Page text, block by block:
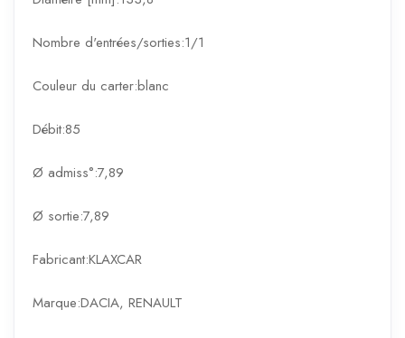
Nombre d'entrées/sorties:1/1
Couleur du carter:blanc
Débit:85
Ø admiss°:7,89
Ø sortie:7,89
Fabricant:KLAXCAR
Marque:DACIA, RENAULT